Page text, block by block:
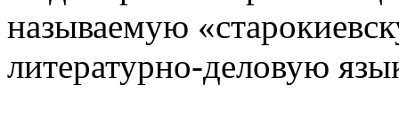
называемую
литературно-деловую